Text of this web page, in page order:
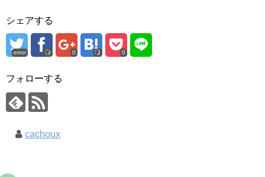
シェアする
error 0 0
フォローする
cachoux